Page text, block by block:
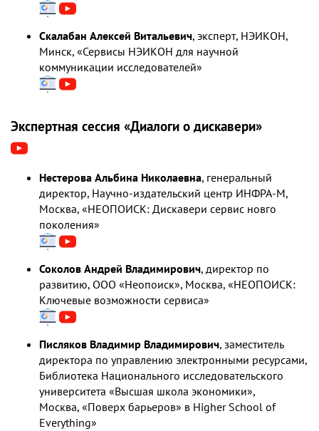
Скалабан Алексей Витальевич, эксперт, НЭИКОН,
Минск, «Сервисы НЭИКОН для научной
коммуникации исследователей»
Экспертная сессия «Диалоги о дискавери»
Нестерова Альбина Николаевна, генеральный
директор, Научно-издательский центр ИНФРА-М,
Москва, «НЕОПОИСК: Дискавери сервис новго
поколения»
Соколов Андрей Владимирович, директор по
развитию, ООО «Неопоиск», Москва, «НЕОПОИСК:
Ключевые возможности сервиса»
Писляков Владимир Владимирович, заместитель
директора по управлению электронными ресурсами,
Библиотека Национального исследовательского
университета «Высшая школа экономики»,
Москва, «Поверх барьеров» в Higher School of
Everything»